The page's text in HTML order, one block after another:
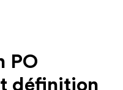
PO
définition